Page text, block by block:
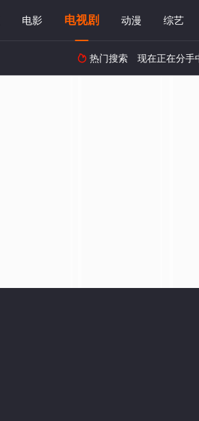
电影 电视剧 动漫 综艺
 热门搜索 现在正在分手